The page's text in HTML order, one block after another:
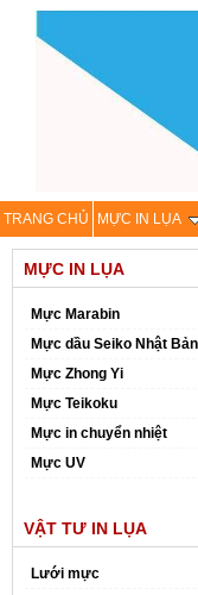
TRANG CHỦ MỰC IN LỤA
MỰC IN LỤA
Mực Marabin
Mực dầu Seiko Nhật Bản
Mực Zhong Yi
Mực Teikoku
Mực in chuyển nhiệt
Mực UV
VẬT TƯ IN LỤA
Lưới mực